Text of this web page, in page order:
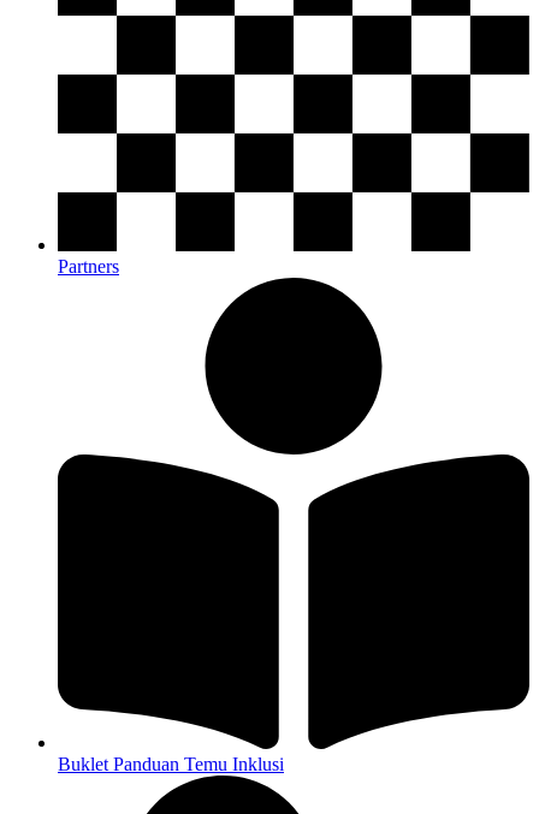
Partners
Buklet Panduan Temu Inklusi